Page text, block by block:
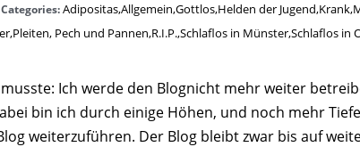
Categories:Adipositas,Allgemein,Gottlos,Helden der Jugend,Krank,
,Pleiten, Pech und Pannen,R.I.P.,Schlaflos in Münster,Schlaflos in
Ich werde den Blognicht mehr weiter
bin ich durch einige Höhen, und noch mehr
weiterzuführen. Der Blog bleibt zwar bis auf